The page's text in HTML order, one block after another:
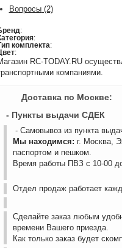
Вопросы(2)
:
:
комплекта:
:
RC-TODAY.RU
компаниями.
Доставка по Москве:
- Пункты выдачи СДЕК
- Самовывоз из пункта
Мы находимся: г. Москва,
паспортом и пешком.
Время работы ПВЗ с 10-00
Отдел продаж работает
Сделайте заказ любым
времени Вашего приезда.
Как только заказ будет